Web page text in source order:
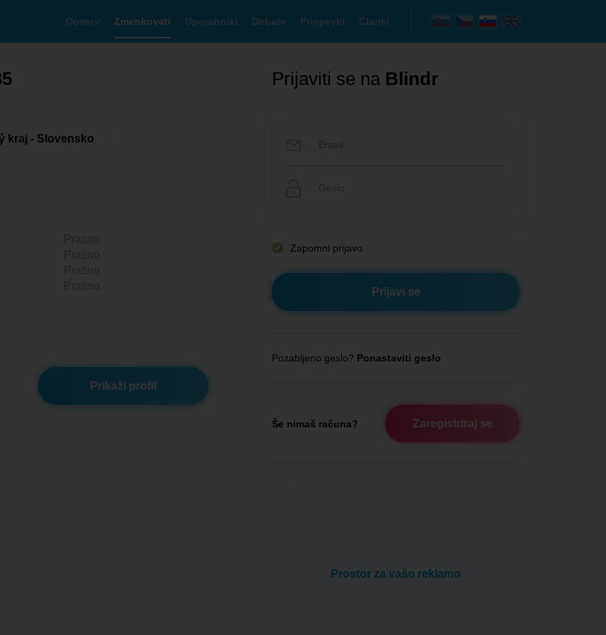
Domov Zmenkovati Uporabniki Debate Prispevki Članki
kraj - Slovensko
Prikaži profil
Prijaviti se na Blindr
Zapomni prijavo
Pozabljeno geslo? Ponastaviti geslo
Še nimaš računa? Zaregistriraj se
Prostor za vašo reklamo